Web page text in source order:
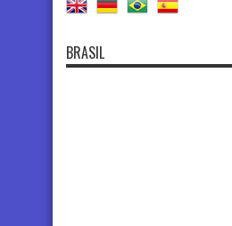
BRASIL